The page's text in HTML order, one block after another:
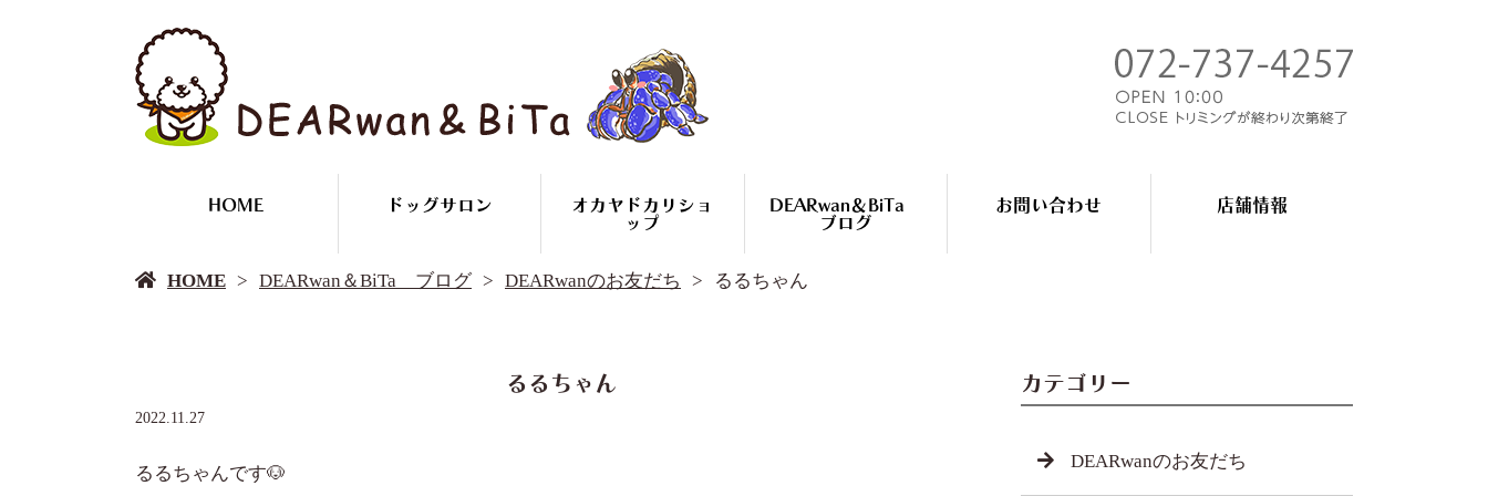
HOME ドッグサロン
オカヤドカリショ
ップ
DEARwan＆BiTa
ブログ
DEARwanのお友だち
コースのご案内
オカヤドカリ
オカヤドカリ繁殖
お問い合わせ 店舗情報
DEARwan＆BiTa ブログ
HOME DEARwan＆BiTa ブログ DEARwanのお友だち るるちゃん
るるちゃん
2022.11.27
るるちゃんです🐶
カテゴリー
DEARwanのお友だち